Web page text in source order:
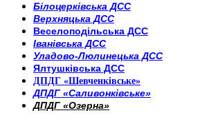
Білоцерківська ДСС
Верхняцька ДСС
Веселоподільська ДСС
Іванівська ДСС
Уладово-Люлинецька ДСС
Ялтушківська ДСС
ДПДГ «Шевченківське»
ДПДГ «Саливонківське»
ДПДГ «Озерна»